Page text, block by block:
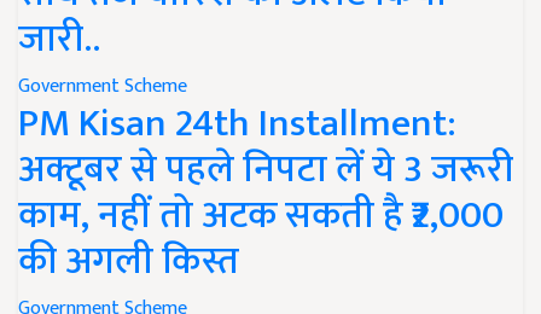
जारी..
Government Scheme
PM Kisan 24th Installment:
अक्टूबर से पहले निपटा लें ये 3 जरूरी
काम, नहीं तो अटक सकती है ₹2,000
की अगली किस्त